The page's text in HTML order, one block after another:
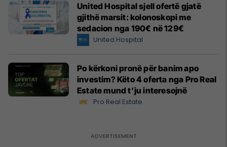
United Hospital sjell ofertë gjatë
gjithë marsit: kolonoskopi me
sedacion nga 190€ në 129€
United Hospital
Po kërkoni pronë për banim apo
investim? Këto 4 oferta nga Pro Real
Estate mund t’ju interesojnë
Pro Real Estate